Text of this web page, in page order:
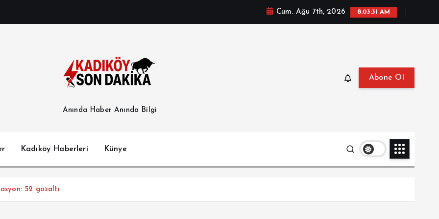
Cum. Ağu 7th, 2026 8:03:33 AM
Anında Haber Anında Bilgi
Abone Ol
Kadıköy Haberleri Künye
52 gözaltı